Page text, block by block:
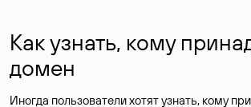
Как узнать, кому
домен
Иногда пользователи хотят узнать, кому